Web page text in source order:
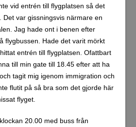
vid entrén till flygplatsen så det
Det var gissningsvis närmare en
Jag hade ont i benen efter
flygbussen. Hade det varit mörkt
entrén till flygplatsen. Ofattbart
till min gate till 18.45 efter att ha
tagit mig igenom immigration och
flutit på så bra som det gjorde här
flyget.
20.00 med buss från